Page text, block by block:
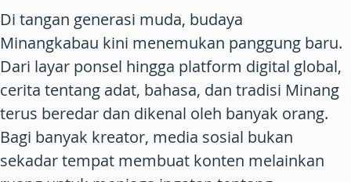
Di tangan generasi muda, budaya
Minangkabau kini menemukan panggung baru.
Dari layar ponsel hingga platform digital global,
cerita tentang adat, bahasa, dan tradisi Minang
terus beredar dan dikenal oleh banyak orang.
Bagi banyak kreator, media sosial bukan
sekadar tempat membuat konten melainkan